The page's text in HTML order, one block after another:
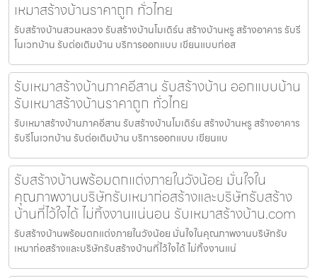
เหมาสร้างบ้านราคาถูก ทั่วไทย
รับสร้างบ้านสวนหลวง รับสร้างบ้านโมเดิร์น สร้างบ้านหรู สร้างอาคาร รับรี
โนเวทบ้าน รับต่อเติมบ้าน บริการออกแบบ เขียนแบบก่อส
รับเหมาสร้างบ้านภาคอีสาน รับสร้างบ้าน ออกแบบบ้าน
รับเหมาสร้างบ้านราคาถูก ทั่วไทย
รับเหมาสร้างบ้านภาคอีสาน รับสร้างบ้านโมเดิร์น สร้างบ้านหรู สร้างอาคาร
รับรีโนเวทบ้าน รับต่อเติมบ้าน บริการออกแบบ เขียนแบ
รับสร้างบ้านพร้อมตกแต่งภายในวังน้อย มั่นใจใน
คุณภาพงานบริษัทรับเหมาก่อสร้างและบริษัทรับสร้าง
บ้านที่ไว้ใจได้ ไม่ทิ้งงานแน่นอน รับเหมาสร้างบ้าน.com
รับสร้างบ้านพร้อมตกแต่งภายในวังน้อย มั่นใจในคุณภาพงานบริษัทรับ
เหมาก่อสร้างและบริษัทรับสร้างบ้านที่ไว้ใจได้ ไม่ทิ้งงานแน่